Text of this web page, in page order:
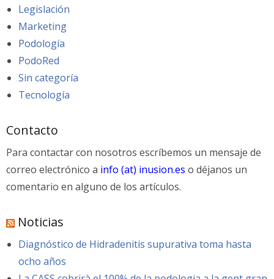
Legislación
Marketing
Podología
PodoRed
Sin categoría
Tecnología
Contacto
Para contactar con nosotros escríbemos un mensaje de
correo electrónico a info (at) inusion.es o déjanos un
comentario en alguno de los artículos.
Noticias
Diagnóstico de Hidradenitis supurativa toma hasta
ocho años